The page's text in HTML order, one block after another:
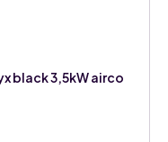
black 3,5kW airco